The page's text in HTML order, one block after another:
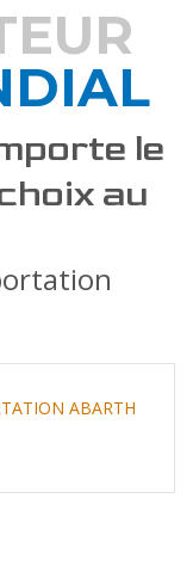
le
au
ABARTH